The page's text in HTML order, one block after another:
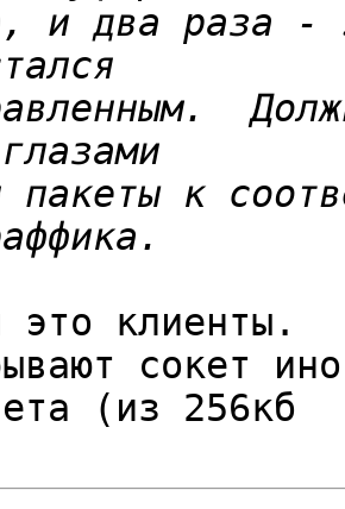
и два раза -
к
это клиенты.
сокет
(из 256кб